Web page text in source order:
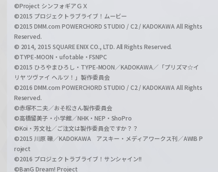
©Project シンフォギアＧＸ
©2015 プロジェクトラブライブ！ムービー
©2015 DMM.com POWERCHORD STUDIO / C2 / KADOKAWA All Rights
Reserved.
© 2014, 2015 SQUARE ENIX CO., LTD. All Rights Reserved.
©TYPE-MOON・ufotable・FSNPC
©2015 ひろやまひろし・TYPE-MOON／KADOKAWA／「プリズマ☆イ
リヤ ツヴァイ ヘルツ！」製作委員会
©2016 DMM.com POWERCHORD STUDIO / C2 / KADOKAWA All Rights
Reserved.
©赤塚不二夫／おそ松さん製作委員会
©高橋留美子・小学館／NHK・NEP・ShoPro
©Koi・芳文社／ご注文は製作委員会ですか？？
©2015 川原 礫／KADOKAWA アスキー・メディアワークス刊／AWIB P
roject
©2016 プロジェクトラブライブ！サンシャイン!!
©BanG Dream! Project